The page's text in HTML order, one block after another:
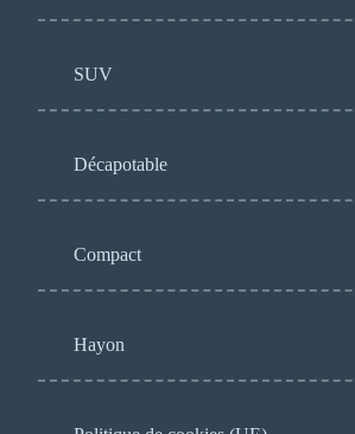
SUV
Décapotable
Compact
Hayon